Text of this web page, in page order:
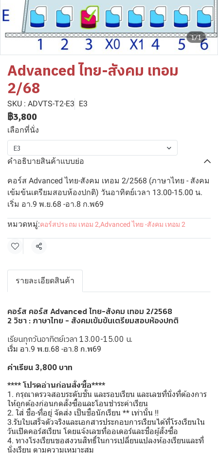
1/1
Advanced ไทย-สังคม เทอม
2/68
SKU : ADVTS-T2-E3 E3
฿3,800
เลือกที่นั่ง
E3
คำอธิบายสินค้าแบบย่อ
คอร์ส Advanced ไทย-สังคม เทอม 2/2568 (ภาษาไทย - สังคม
เข้มข้นเตรียมสอบห้องปกติ) วันอาทิตย์เวลา 13.00-15.00 น.
เริ่ม อา.9 พ.ย.68 -อา.8 ก.พ69
หมวดหมู่:คอร์สประถม เทอม 2,Advanced ไทย -สังคม เทอม 2
แชร์
รายละเอียดสินค้า
คอร์ส คอร์ส Advanced ไทย-สังคม เทอม 2/2568
2 วิชา : ภาษาไทย - สังคมเข้มข้นเตรียมสอบห้องปกติ
เรียนทุกวันอาทิตย์เวลา 13.00-15.00 น.
เริ่ม อา.9 พ.ย.68 -อา.8 ก.พ69
ค่าเรียน 3,800 บาท
**** โปรดอ่านก่อนสั่งซื้อ****
1. กรุณาตรวจสอบระดับชั้น และรอบเรียน และเลขที่นั่งที่ต้องการ
ให้ถูกต้องก่อนกดสั่งซื้อและโอนชำระค่าเรียน
2. ใส่ ชื่อ-ที่อยู่ จัดส่ง เป็นชื่อนักเรียน ** เท่านั้น !!
3.รับใบเสร็จตัวจริงและเอกสารประกอบการเรียนได้ที่โรงเรียนใน
วันเปิดคอร์สเรียน โดยแจ้งเลขที่ออเดอร์และชื่อผู้สั่งซื้อ
4. ทางโรงเรียนขอสงวนสิทธิ์ในการเปลี่ยนแปลงห้องเรียนและที่
นั่งเรียน ตามความเหมาะสม